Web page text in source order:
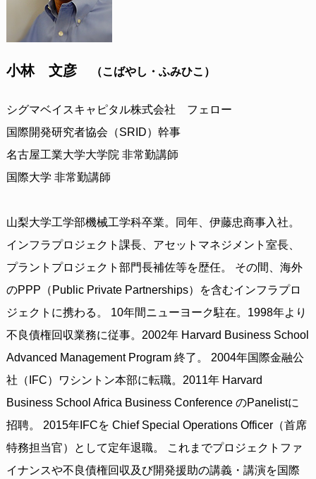
小林 文彦 （こばやし・ふみひこ）
シグマベイスキャピタル株式会社 フェロー
国際開発研究者協会（SRID）幹事
名古屋工業大学大学院 非常勤講師
国際大学 非常勤講師
山梨大学工学部機械工学科卒業。同年、伊藤忠商事入社。
インフラプロジェクト課長、アセットマネジメント室長、
プラントプロジェクト部門長補佐等を歴任。 その間、海外
のPPP（Public Private Partnerships）を含むインフラプロ
ジェクトに携わる。 10年間ニューヨーク駐在。1998年より
不良債権回収業務に従事。2002年 Harvard Business School
Advanced Management Program 終了。 2004年国際金融公
社（IFC）ワシントン本部に転職。2011年 Harvard
Business School Africa Business Conference のPanelistに
招聘。 2015年IFCを Chief Special Operations Officer（首席
特務担当官）として定年退職。 これまでプロジェクトファ
イナンスや不良債権回収及び開発援助の講義・講演を国際